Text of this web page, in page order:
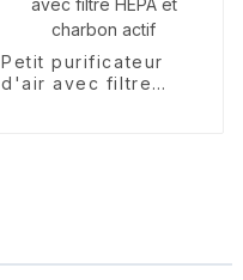
Petit purificateur
d'air avec filtre